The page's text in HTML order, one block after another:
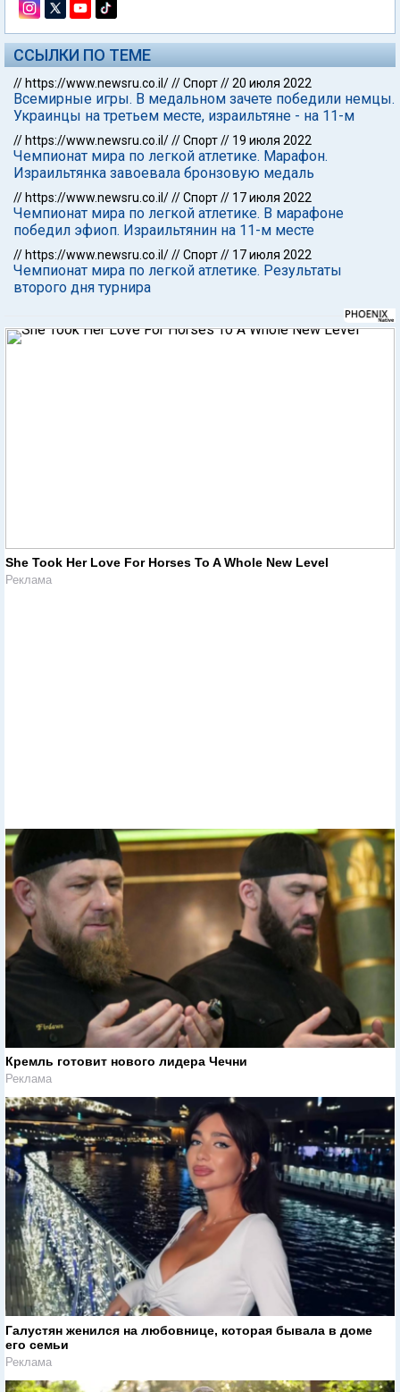
ССЫЛКИ ПО ТЕМЕ
// https://www.newsru.co.il///Спорт//20 июля 2022
Всемирные игры. В медальном зачете победили немцы.
Украинцы на третьем месте, израильтяне - на 11-м
// https://www.newsru.co.il///Спорт// 19 июля 2022
Чемпионат мира по легкой атлетике. Марафон.
Израильтянка завоевала бронзовую медаль
// https://www.newsru.co.il///Спорт// 17 июля 2022
Чемпионат мира по легкой атлетике. В марафоне
победил эфиоп. Израильтянин на 11-м месте
// https://www.newsru.co.il///Спорт// 17 июля 2022
Чемпионат мира по легкой атлетике. Результаты
второго дня турнира
She Took Her Love For Horses To A Whole New Level
Реклама
Кремль готовит нового лидера Чечни
Реклама
Галустян женился на любовнице, которая бывала в доме
его семьи
Реклама